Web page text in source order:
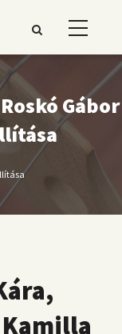
Gábor
Kamilla